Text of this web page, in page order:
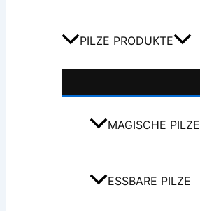
PILZE PRODUKTE
MAGISCHE PILZE
ESSBARE PILZE